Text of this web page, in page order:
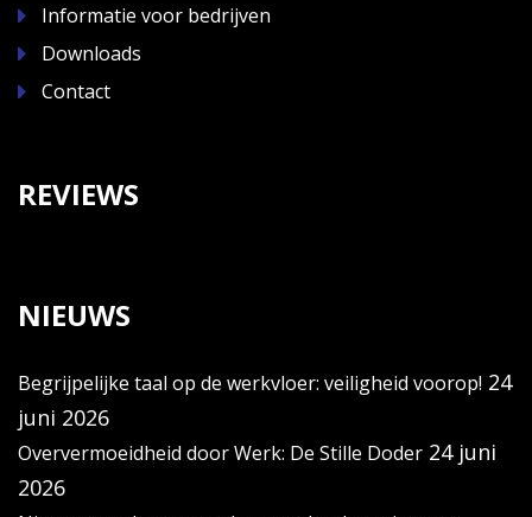
Informatie voor bedrijven
Downloads
Contact
REVIEWS
NIEUWS
Begrijpelijke taal op de werkvloer: veiligheid voorop! 24
juni 2026
Oververmoeidheid door Werk: De Stille Doder 24 juni
2026